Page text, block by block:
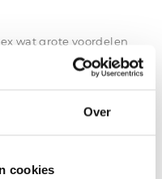
Over
cookies
wat grote voordelen
het uw hoofd de
schudden. De hoogte
van het kussen